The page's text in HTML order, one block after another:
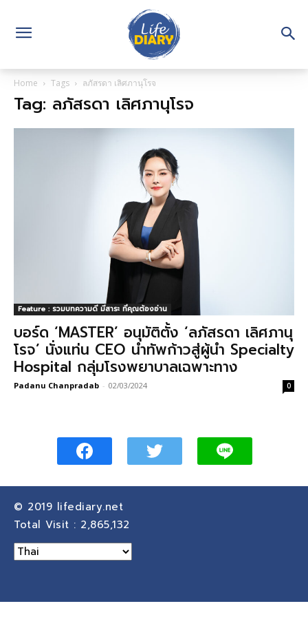
Home Tags ลภัสรดา เลิศภานุโรจ
Tag: ลภัสรดา เลิศภานุโรจ
Feature : รวมบทความดี มีสาระ ที่คุณต้องอ่าน
บอร์ด ‘MASTER’ อนุมัติตั้ง ‘ลภัสรดา เลิศภานุ
โรจ’ นั่งแท่น CEO นำทัพก้าวสู่ผู้นำ Specialty
Hospital กลุ่มโรงพยาบาลเฉพาะทาง
Padanu Chanpradab - 02/03/2024 0
© 2019 lifediary.net
Total Visit : 2,865,132